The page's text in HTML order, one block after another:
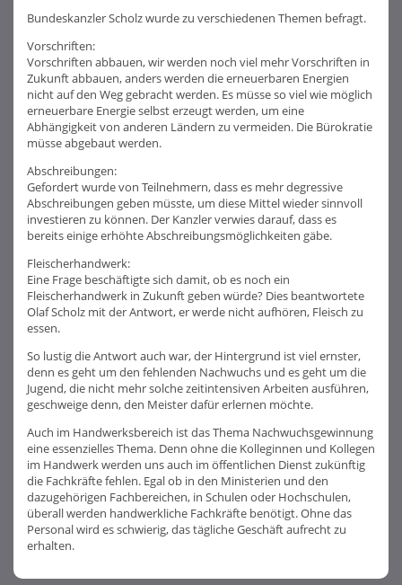
Bundeskanzler Scholz wurde zu verschiedenen Themen befragt.
Vorschriften:
Vorschriften abbauen, wir werden noch viel mehr Vorschriften in
Zukunft abbauen, anders werden die erneuerbaren Energien
nicht auf den Weg gebracht werden. Es müsse so viel wie möglich
erneuerbare Energie selbst erzeugt werden, um eine
Abhängigkeit von anderen Ländern zu vermeiden. Die Bürokratie
müsse abgebaut werden.
Abschreibungen:
Gefordert wurde von Teilnehmern, dass es mehr degressive
Abschreibungen geben müsste, um diese Mittel wieder sinnvoll
investieren zu können. Der Kanzler verwies darauf, dass es
bereits einige erhöhte Abschreibungsmöglichkeiten gäbe.
Fleischerhandwerk:
Eine Frage beschäftigte sich damit, ob es noch ein
Fleischerhandwerk in Zukunft geben würde? Dies beantwortete
Olaf Scholz mit der Antwort, er werde nicht aufhören, Fleisch zu
essen.
So lustig die Antwort auch war, der Hintergrund ist viel ernster,
denn es geht um den fehlenden Nachwuchs und es geht um die
Jugend, die nicht mehr solche zeitintensiven Arbeiten ausführen,
geschweige denn, den Meister dafür erlernen möchte.
Auch im Handwerksbereich ist das Thema Nachwuchsgewinnung
eine essenzielles Thema. Denn ohne die Kolleginnen und Kollegen
im Handwerk werden uns auch im öffentlichen Dienst zukünftig
die Fachkräfte fehlen. Egal ob in den Ministerien und den
dazugehörigen Fachbereichen, in Schulen oder Hochschulen,
überall werden handwerkliche Fachkräfte benötigt. Ohne das
Personal wird es schwierig, das tägliche Geschäft aufrecht zu
erhalten.